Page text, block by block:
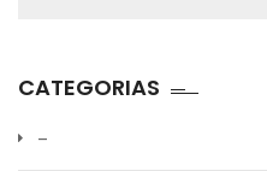
CATEGORIAS
–